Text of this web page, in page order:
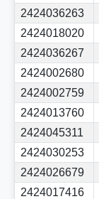
2424036263
2424018020
2424036267
2424002680
2424002759
2424013760
2424045311
2424030253
2424026679
2424017416